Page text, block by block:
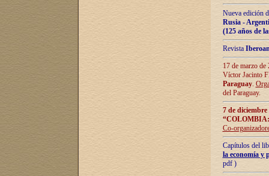
Nueva edición
Rusia -
(125 años de
Revista
17 de marzo
Víctor Jacinto
Paraguay.
del Paraguay.
7 de
Co-
Capítulos del
la economía y
pdf )